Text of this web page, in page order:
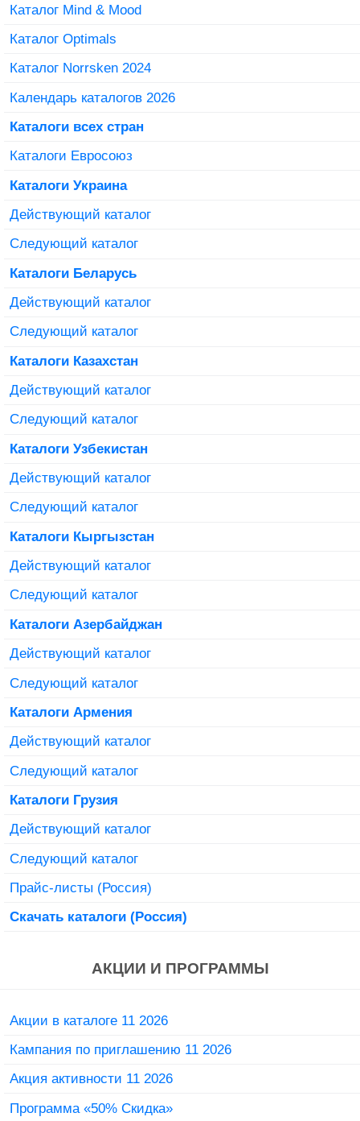
Каталог Mind & Mood
Каталог Optimals
Каталог Norrsken 2024
Календарь каталогов 2026
Каталоги всех стран
Каталоги Евросоюз
Каталоги Украина
Действующий каталог
Следующий каталог
Каталоги Беларусь
Действующий каталог
Следующий каталог
Каталоги Казахстан
Действующий каталог
Следующий каталог
Каталоги Узбекистан
Действующий каталог
Следующий каталог
Каталоги Кыргызстан
Действующий каталог
Следующий каталог
Каталоги Азербайджан
Действующий каталог
Следующий каталог
Каталоги Армения
Действующий каталог
Следующий каталог
Каталоги Грузия
Действующий каталог
Следующий каталог
Прайс-листы (Россия)
Скачать каталоги (Россия)
АКЦИИ И ПРОГРАММЫ
Акции в каталоге 11 2026
Кампания по приглашению 11 2026
Акция активности 11 2026
Программа «50% Скидка»